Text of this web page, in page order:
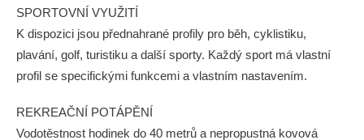
SPORTOVNÍ VYUŽITÍ
K dispozici jsou přednahrané profily pro běh, cyklistiku,
plavání, golf, turistiku a další sporty. Každý sport má vlastní
profil se specifickými funkcemi a vlastním nastavením.
REKREAČNÍ POTÁPĚNÍ
Vodotěstnost hodinek do 40 metrů a nepropustná kovová